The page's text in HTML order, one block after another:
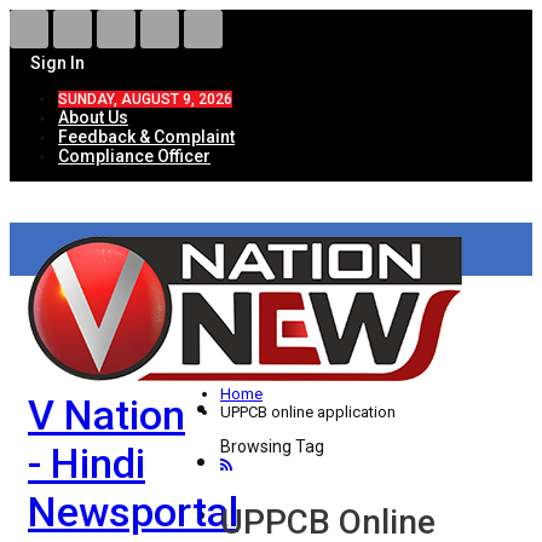
Sign In
SUNDAY, AUGUST 9, 2026
About Us
Feedback & Complaint
Compliance Officer
V Nation
- Hindi
Newsportal
HOME
ताज़ा खबरें
देश
विदेश
राज्य
उत्तर प्रदेश
Home
UPPCB online application
Browsing Tag
UPPCB Online